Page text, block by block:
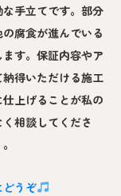
手立てです。部分
腐食が進んでいる
す。保証内容やア
得いただける施工
上げることが私の
相談してくださ
うぞ